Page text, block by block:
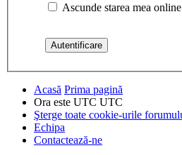
Ascunde starea mea
Acasă Prima pagină
Ora este UTC UTC
Şterge toate cookie-urile
Echipa
Contactează-ne